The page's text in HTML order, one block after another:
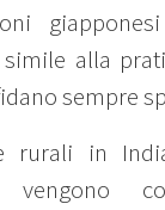
alla
sempre
rurali in
vengono